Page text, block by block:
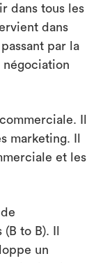
dans tous les
dans
par la
Il
marketing. Il
et les
to B). Il
un